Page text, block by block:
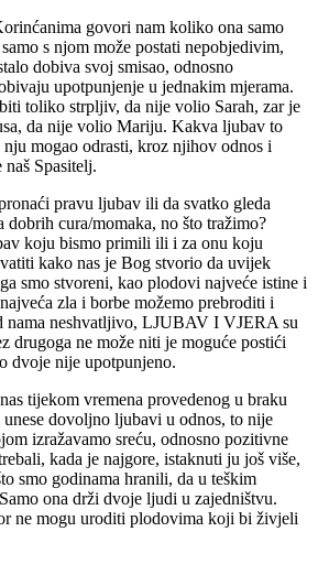
govori nam koliko ona samo
s njom može postati nepobjedivim,
dobiva svoj smisao, odnosno
upotpunjenje u jednakim mjerama.
toliko strpljiv, da nije volio Sarah, zar je
da nije volio Mariju. Kakva ljubav to
mogao odrasti, kroz njihov odnos i
Spasitelj.
pravu ljubav ili da svatko gleda
dobrih cura/momaka, no što tražimo?
koju bismo primili ili i za onu koju
kako nas je Bog stvorio da uvijek
smo stvoreni, kao plodovi najveće istine i
zla i borbe možemo prebroditi i
neshvatljivo, LJUBAV I VJERA su
drugoga ne može niti je moguće postići
dvoje nije upotpunjeno.
tijekom vremena provedenog u braku
dovoljno ljubavi u odnos, to nije
izražavamo sreću, odnosno pozitivne
kada je najgore, istaknuti ju još više,
smo godinama hranili, da u teškim
ona drži dvoje ljudi u zajedništvu.
ne mogu uroditi plodovima koji bi živjeli